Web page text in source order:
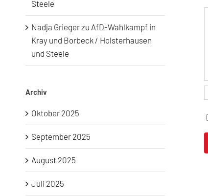
Steele
Nadja Griegerzu AfD-Wahlkampf in
Kray und Borbeck / Holsterhausen
und Steele
Archiv
Oktober 2025
September 2025
August 2025
Juli 2025